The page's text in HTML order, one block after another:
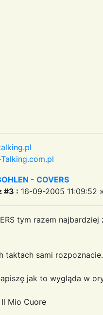
- COVERS
#3 : 16-09-2005 11:09:52
tym razem
taktach sami
jak to wygląda w
Mio Cuore